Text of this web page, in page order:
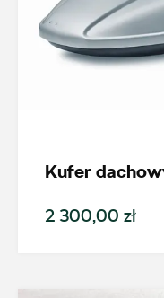
Kufer
2 300,00 zł